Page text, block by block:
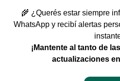
🌾 ¿Querés estar siempre
WhatsApp y recibí alertas
¡Mantente al tanto de
actualizaciones